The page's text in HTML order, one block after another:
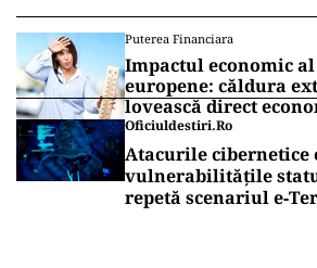
Puterea Financiara
Impactul economic
europene: căldura
lovească direct
Oficiuldestiri.ro
Atacurile cibernetice
vulnerabilitățile
repetă scenariul